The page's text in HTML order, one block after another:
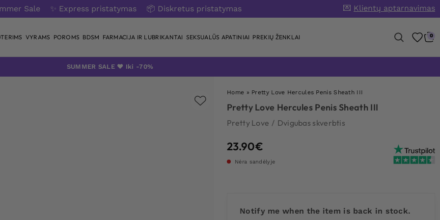
Sale ✨ Express pristatymas 📦 Diskretus pristatymas 💌 Klientų aptarnavimas
VYRAMS POROMS BDSM FARMACIJA IR LUBRIKANTAI SEKSUALŪS APATINIAI PREKIŲ ŽENKLAI 0
SUMMER SALE ❤️ Iki -70%
Home » Pretty Love Hercules Penis Sheath III
Pretty Love Hercules Penis Sheath III
Pretty Love / Dvigubas skverbtis
23.90€
Nėra sandėlyje
Notify me when the item is back in stock.